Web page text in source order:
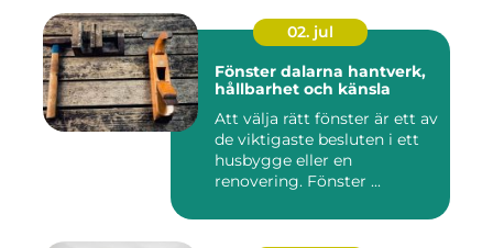
02. jul
Fönster dalarna hantverk,
hållbarhet och känsla
Att välja rätt fönster är ett av
de viktigaste besluten i ett
husbygge eller en
renovering. Fönster ...